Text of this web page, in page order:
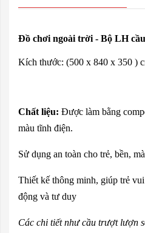
Đồ chơi ngoài trời - Bộ LH
Kích thước: (500 x 840 x 350 )
Chất liệu: Được làm bằng
màu tĩnh điện.
Sử dụng an toàn cho trẻ, bền,
Thiết kế thông minh, giúp trẻ
động và tư duy
Các chi tiết như cầu trượt lượn